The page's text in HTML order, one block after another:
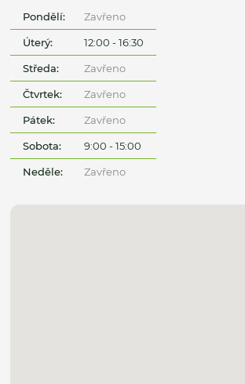
Pondělí: Zavřeno
Úterý: 12:00 - 16:30
Středa: Zavřeno
Čtvrtek: Zavřeno
Pátek: Zavřeno
Sobota: 9:00 - 15:00
Neděle: Zavřeno